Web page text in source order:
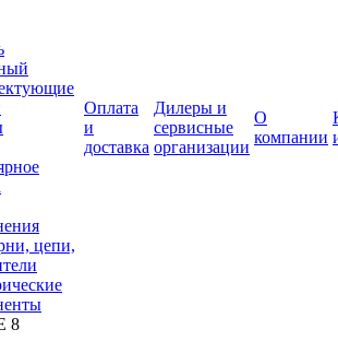
цепи,
8
Оплата
и
доставка
Дилеры и
сервисные
организации
О
компании